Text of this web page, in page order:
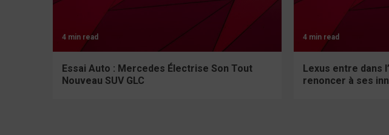
4 min read
Essai Auto : Mercedes Électrise Son Tout
Nouveau SUV GLC
4 min read
Lexus entre dans
renoncer à ses